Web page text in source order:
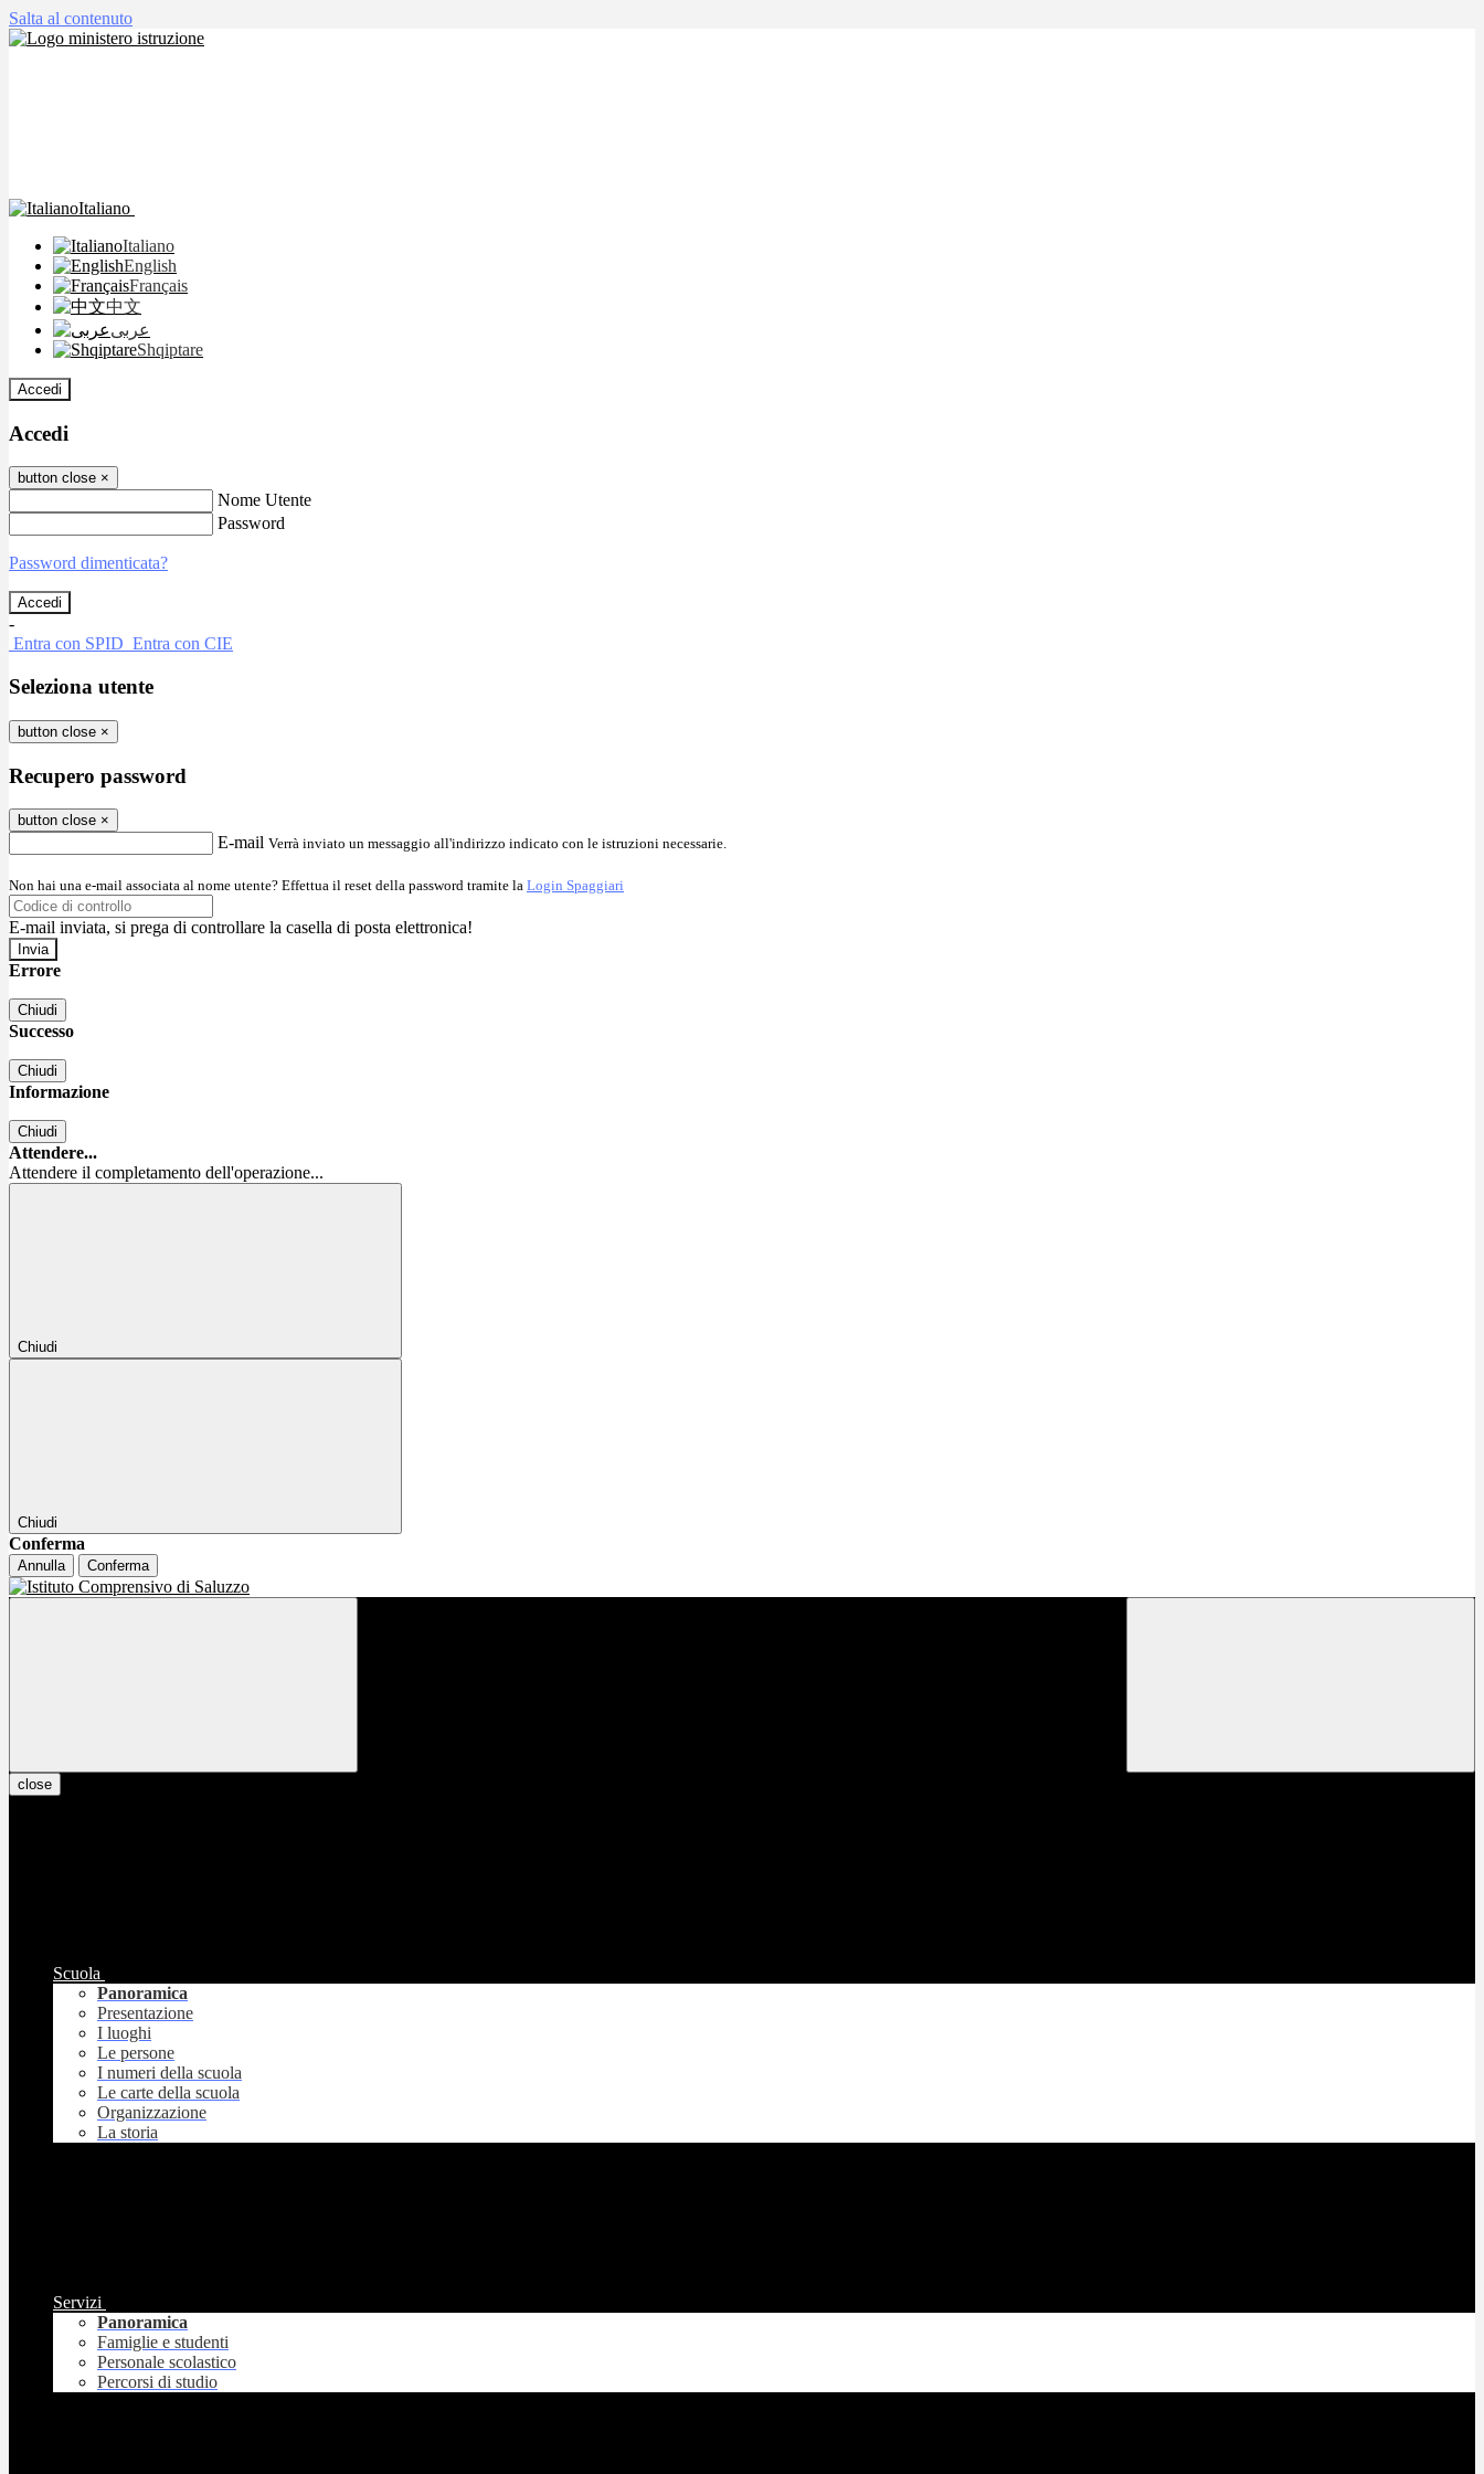
Salta al contenuto
Italiano
Italiano
English
Français
中文
عربى
Shqiptare
Accedi
Accedi
button close ×
Nome Utente
Password
Password dimenticata?
-
Entra con SPID Entra con CIE
Seleziona utente
button close ×
Recupero password
button close ×
E-mail Verrà inviato un messaggio all'indirizzo indicato con le istruzioni necessarie.
Non hai una e-mail associata al nome utente? Effettua il reset della password tramite la Login Spaggiari
E-mail inviata, si prega di controllare la casella di posta elettronica!
Errore
Chiudi
Successo
Chiudi
Informazione
Chiudi
Attendere...
Attendere il completamento dell'operazione...
Chiudi
Chiudi
Conferma
Annulla Conferma
close
Scuola
Panoramica
Presentazione
I luoghi
Le persone
I numeri della scuola
Le carte della scuola
Organizzazione
La storia
Servizi
Panoramica
Famiglie e studenti
Personale scolastico
Percorsi di studio